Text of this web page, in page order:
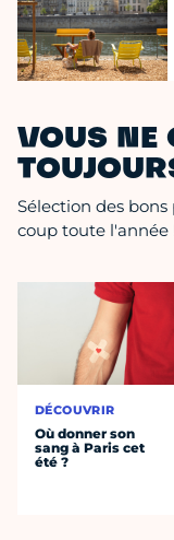
VOUS NE
Sélection des
coup toute l'année
DÉCOUVRIR
Où donner son
sang à Paris cet
été ?